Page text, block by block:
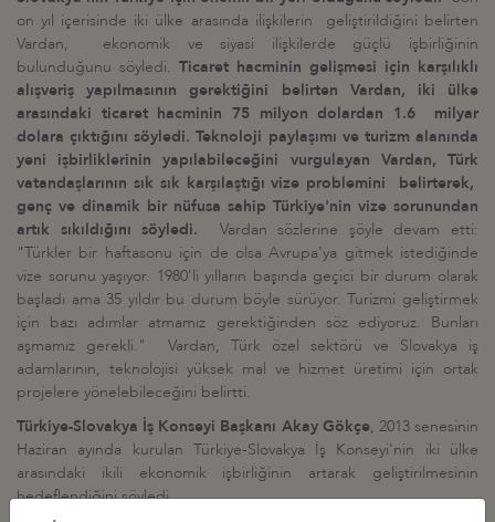
on yıl içerisinde iki ülke arasında ilişkilerin geliştirildiğini belirten
Vardan, ekonomik ve siyasi ilişkilerde güçlü işbirliğinin
bulunduğunu söyledi. Ticaret hacminin gelişmesi için karşılıklı
alışveriş yapılmasının gerektiğini belirten Vardan, iki ülke
arasındaki ticaret hacminin 75 milyon dolardan 1.6 milyar
dolara çıktığını söyledi. Teknoloji paylaşımı ve turizm alanında
yeni işbirliklerinin yapılabileceğini vurgulayan Vardan, Türk
vatandaşlarının sık sık karşılaştığı vize problemini belirterek,
genç ve dinamik bir nüfusa sahip Türkiye'nin vize sorunundan
artık sıkıldığını söyledi.
Vardan sözlerine şöyle devam etti:
"Türkler bir haftasonu için de olsa Avrupa'ya gitmek istediğinde
vize sorunu yaşıyor. 1980'li yılların başında geçici bir durum olarak
başladı ama 35 yıldır bu durum böyle sürüyor. Turizmi geliştirmek
için bazı adımlar atmamız gerektiğinden söz ediyoruz. Bunları
aşmamız gerekli." Vardan, Türk özel sektörü ve Slovakya iş
adamlarının, teknolojisi yüksek mal ve hizmet üretimi için ortak
projelere yönelebileceğini belirtti.
Türkiye-Slovakya İş Konseyi Başkanı Akay Gökçe, 2013 senesinin
Haziran ayında kurulan Türkiye-Slovakya İş Konseyi'nin iki ülke
arasındaki ikili ekonomik işbirliğinin artarak geliştirilmesinin
hedeflendiğini söyledi.